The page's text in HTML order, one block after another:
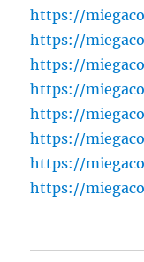
https://
https://
https://
https://
https://
https://
https://
https://